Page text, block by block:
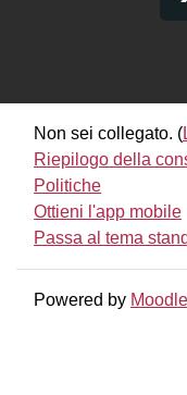
Non sei collegato. (
Riepilogo della
Politiche
Ottieni l'app mobile
Passa al tema
Powered by Moodle